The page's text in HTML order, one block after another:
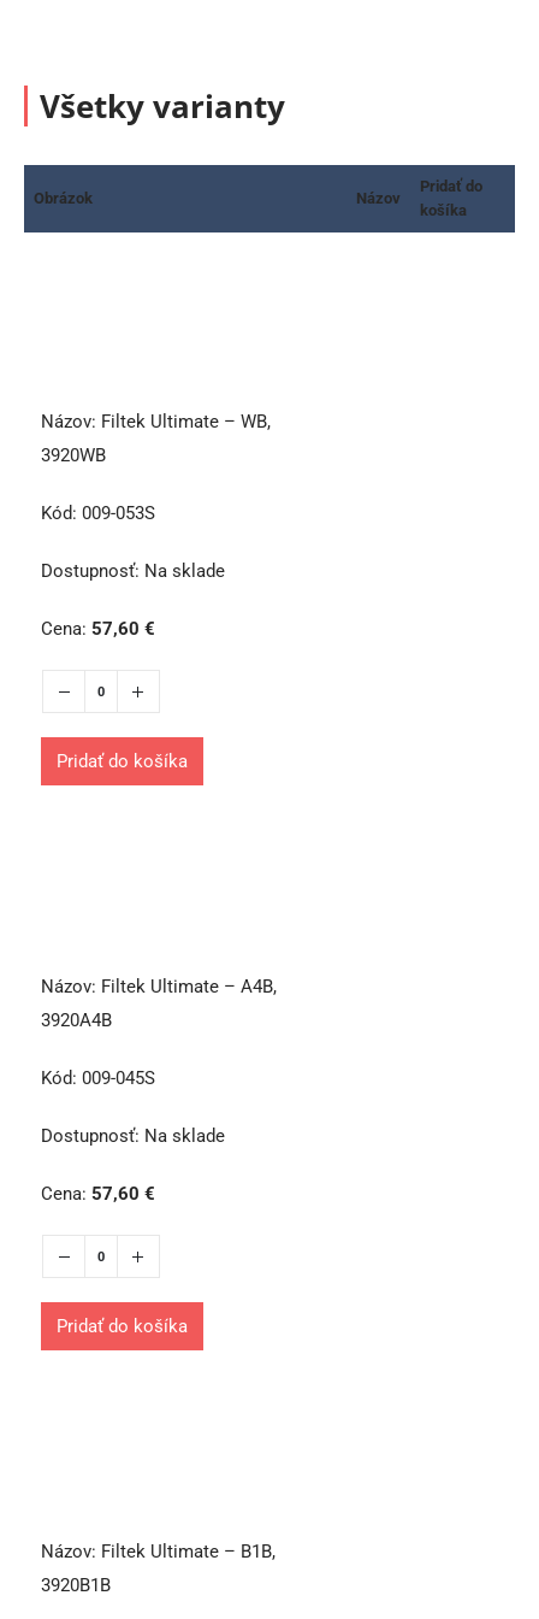
Všetky varianty
Obrázok Názov
Pridať do
košíka
Názov: Filtek Ultimate – WB,
3920WB
Kód: 009-053S
Dostupnosť: Na sklade
Cena: 57,60 €
Pridať do košíka
Názov: Filtek Ultimate – A4B,
3920A4B
Kód: 009-045S
Dostupnosť: Na sklade
Cena: 57,60 €
Pridať do košíka
Názov: Filtek Ultimate – B1B,
3920B1B